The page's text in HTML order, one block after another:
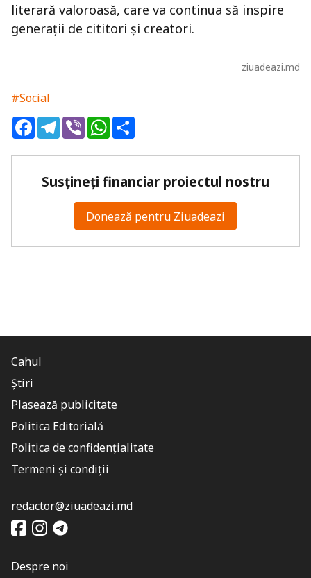
literară valoroasă, care va continua să inspire
generații de cititori și creatori.
ziuadeazi.md
#Social
FacebookTelegram
ViberWhatsApp
Susțineți financiar proiectul nostru
Donează pentru Ziuadeazi
Cahul
Știri
Plasează publicitate
Politica Editorială
Politica de confidențialitate
Termeni și condiții
redactor@ziuadeazi.md
Despre noi